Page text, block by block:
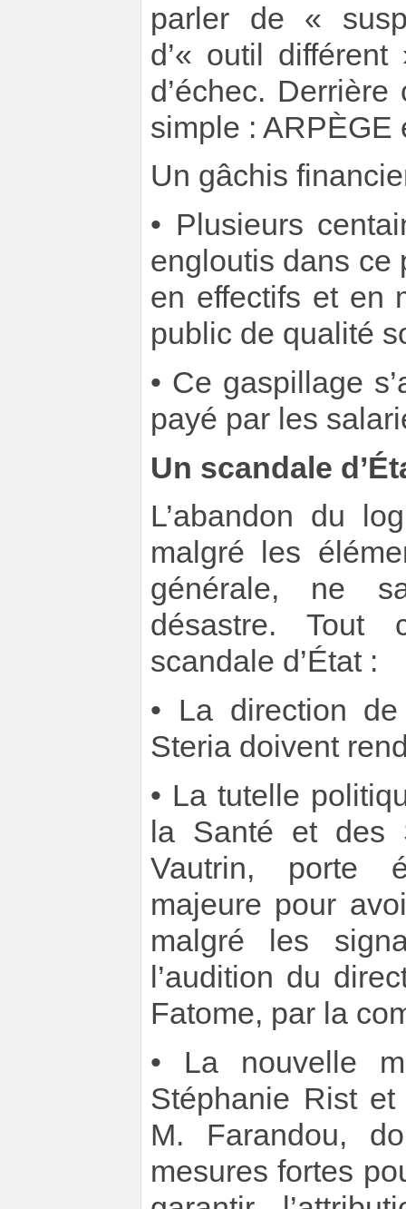
parler de «
d’« outil différent
d’échec.
simple : ARPÈGE
Un gâchis
• Plusieurs
engloutis dans ce
en effectifs et en
public de qualité
• Ce gaspillage
payé par les
Un scandale
L’abandon du
malgré les
générale, ne
désastre. Tout
scandale d’État :
• La direction
Steria doivent
• La tutelle
la Santé et des
Vautrin, porte
majeure pour
malgré les
l’audition du
Fatome, par la
• La nouvelle
Stéphanie Rist
M. Farandou,
mesures fortes